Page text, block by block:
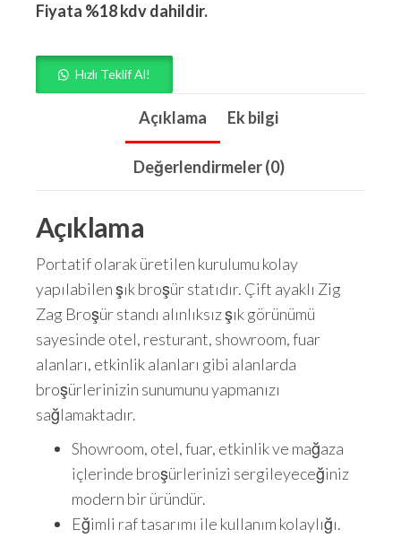
Fiyata %18 kdv dahildir.
Hızlı Teklif Al!
Açıklama Ek bilgi
Değerlendirmeler (0)
Açıklama
Portatif olarak üretilen kurulumu kolay
yapılabilen şık broşür statıdır. Çift ayaklı Zig
Zag Broşür standı alınlıksız şık görünümü
sayesinde otel, resturant, showroom, fuar
alanları, etkinlik alanları gibi alanlarda
broşürlerinizin sunumunu yapmanızı
sağlamaktadır.
Showroom, otel, fuar, etkinlik ve mağaza
içlerinde broşürlerinizi sergileyeceğiniz
modern bir üründür.
Eğimli raf tasarımı ile kullanım kolaylığı.